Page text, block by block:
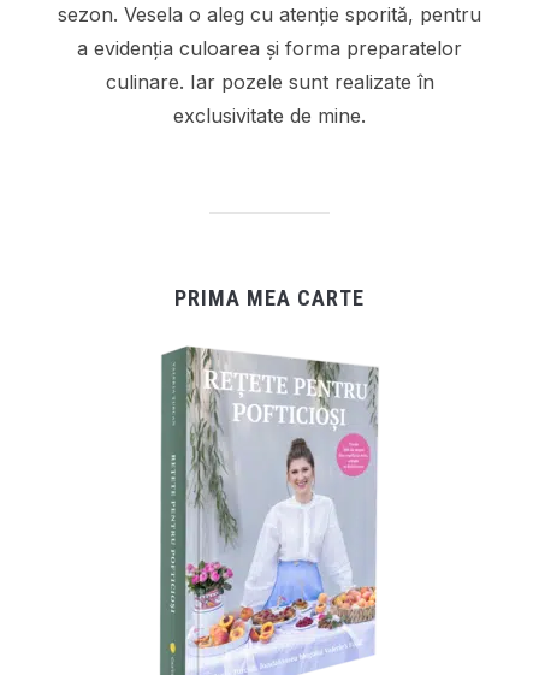
sezon. Vesela o aleg cu atenție sporită, pentru
a evidenția culoarea și forma preparatelor
culinare. Iar pozele sunt realizate în
exclusivitate de mine.
PRIMA MEA CARTE